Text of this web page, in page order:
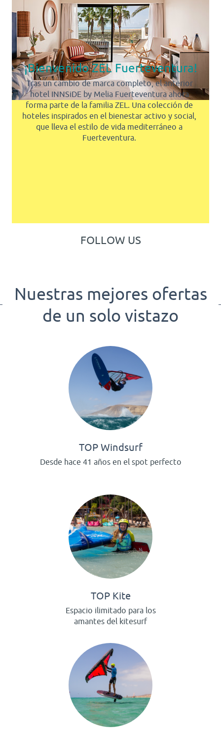
Material 2026
FELICES 2026
Tenemos muchas ganas de compartir ontigo el
material 2026 de nuestros socios Severne,
Starboard y JP Australia. Nos vemos en el agua -
con los nuevos juguetes!
FOLLOW US
Nuestras mejores ofertas
de un solo vistazo
TOP Windsurf
Desde hace 41 años en el spot perfecto
TOP Kite
Espacio ilimitado para los
amantes del kitesurf